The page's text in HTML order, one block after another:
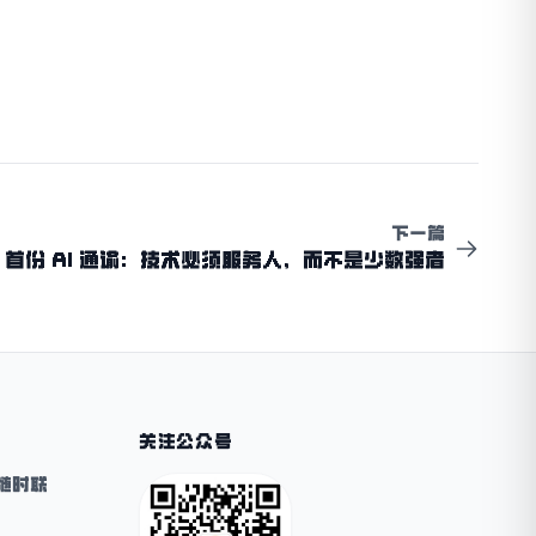
下一篇
份 AI 通谕：技术必须服务人，而不是少数强者
时联
关注公众号